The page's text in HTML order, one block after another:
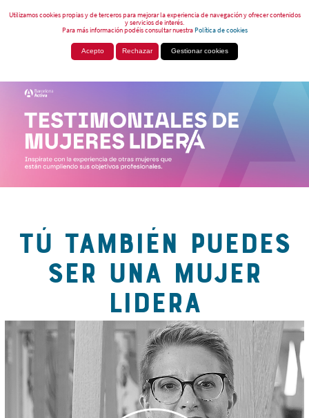
Utilizamos cookies propias y de terceros para mejorar la experiencia de navegación y ofrecer contenidos
y servicios de interés.
Para más información podéis consultar nuestraPolítica de cookies
Acepto Rechazar Gestionar cookies
TÚ TAMBIÉN PUEDES
SER UNA MUJER
LIDERA